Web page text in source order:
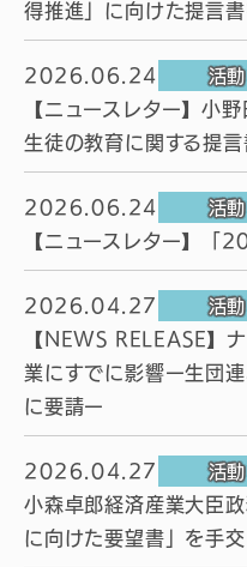
得推進」に向けた提言
2026.06.24 活動
【ニュースレター】小
生徒の教育に関する提
2026.06.24 活動
【ニュースレター】「
2026.04.27 活動
【NEWS RELEASE】
業にすでに影響ー生団
に要請ー
2026.04.27 活動
小森卓郎経済産業大臣
に向けた要望書」を手交